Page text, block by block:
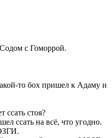
с Гоморрой.
то бох пришел к Адаму и
ссать стоя?
ссать на всё, что угодно.